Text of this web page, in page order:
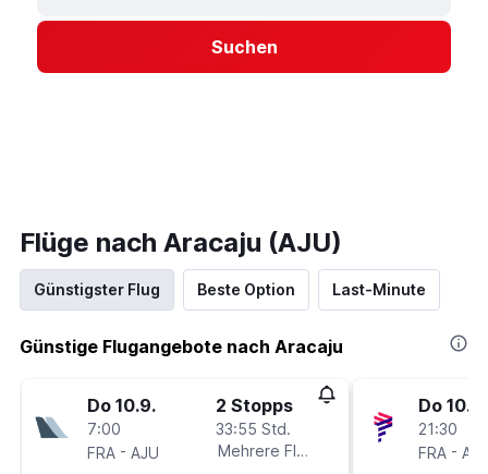
Suchen
Flüge nach Aracaju (AJU)
Günstigster Flug Beste Option Last-Minute
Günstige Flugangebote nach Aracaju
Do 10.9.
7:00
FRA - AJU
2 Stopps
33:55 Std.
Mehrere Fluglinien
Do 10.9.
21:30
FRA -